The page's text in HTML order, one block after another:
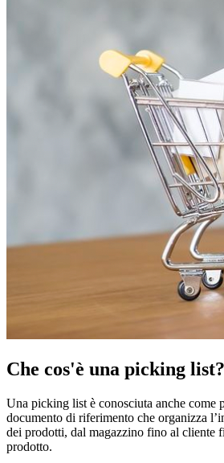
Che cos'è una picking list?
Una picking list è conosciuta anche come
documento di riferimento che organizza
dei prodotti, dal magazzino fino al cliente
prodotto.